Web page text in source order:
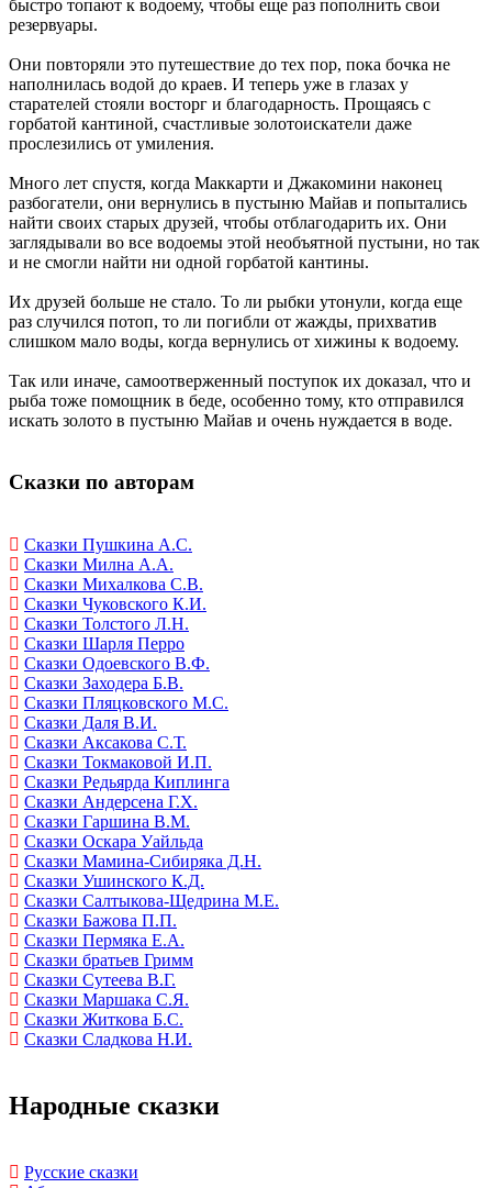
быстро топают к водоему, чтобы еще раз пополнить свои
резервуары.
Они повторяли это путешествие до тех пор, пока бочка не
наполнилась водой до краев. И теперь уже в глазах у
старателей стояли восторг и благодарность. Прощаясь с
горбатой кантиной, счастливые золотоискатели даже
прослезились от умиления.
Много лет спустя, когда Маккарти и Джакомини наконец
разбогатели, они вернулись в пустыню Майав и попытались
найти своих старых друзей, чтобы отблагодарить их. Они
заглядывали во все водоемы этой необъятной пустыни, но так
и не смогли найти ни одной горбатой кантины.
Их друзей больше не стало. То ли рыбки утонули, когда еще
раз случился потоп, то ли погибли от жажды, прихватив
слишком мало воды, когда вернулись от хижины к водоему.
Так или иначе, самоотверженный поступок их доказал, что и
рыба тоже помощник в беде, особенно тому, кто отправился
искать золото в пустыню Майав и очень нуждается в воде.
Сказки по авторам
Сказки Пушкина А.С.
Сказки Милна А.А.
Сказки Михалкова С.В.
Сказки Чуковского К.И.
Сказки Толстого Л.Н.
Сказки Шарля Перро
Сказки Одоевского В.Ф.
Сказки Заходера Б.В.
Сказки Пляцковского М.С.
Сказки Даля В.И.
Сказки Аксакова С.Т.
Сказки Токмаковой И.П.
Сказки Редьярда Киплинга
Сказки Андерсена Г.Х.
Сказки Гаршина В.М.
Сказки Оскара Уайльда
Сказки Мамина-Сибиряка Д.Н.
Сказки Ушинского К.Д.
Сказки Салтыкова-Щедрина М.Е.
Сказки Бажова П.П.
Сказки Пермяка Е.А.
Сказки братьев Гримм
Сказки Сутеева В.Г.
Сказки Маршака С.Я.
Сказки Житкова Б.С.
Сказки Сладкова Н.И.
Народные сказки
Русские сказки